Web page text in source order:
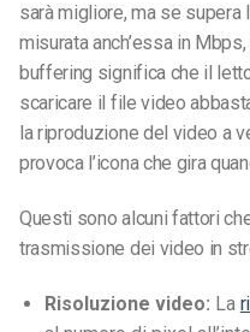
sarà migliore, ma se supera
misurata anch’essa in
buffering significa che il
scaricare il file video
la riproduzione del video a
provoca l’icona che gira
Questi sono alcuni fattori
trasmissione dei video in
Risoluzione video: La